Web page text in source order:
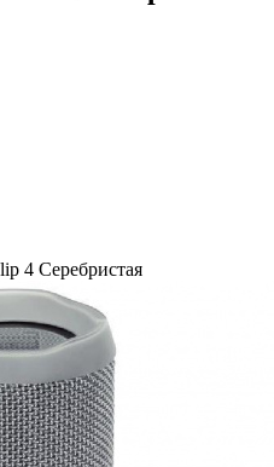
4 Серебристая